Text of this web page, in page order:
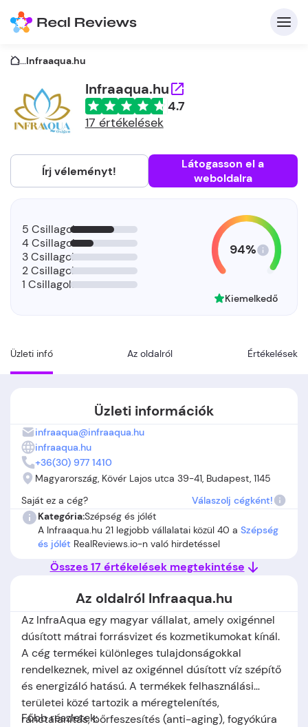
...Infraaqua.hu
Infraaqua.hu
4.7
17 értékelések
Írj véleményt!
Látogasson el a
weboldalra
Üzleti infó Az oldalról Értékelések
5 Csillagok
4 Csillagok
3 Csillagok
2 Csillagok
1 Csillagok
94%
Kiemelkedő
Üzleti információk
infraaqua@infraaqua.hu
infraaqua.hu
+36(30) 977 1410
Magyarország, Kövér Lajos utca 39-41, Budapest, 1145
Saját ez a cég?
Válaszolj cégként!
Kategória:Szépség és jólét
A Infraaqua.hu 21 legjobb vállalatai közül 40 a Szépség
és jólét RealReviews.io-n való hirdetéssel
Összes 17 értékelések megtekintése
Az oldalról Infraaqua.hu
Az InfraAqua egy magyar vállalat, amely oxigénnel
dúsított mátrai forrásvizet és kozmetikumokat kínál.
A cég termékei különleges tulajdonságokkal
rendelkeznek, mivel az oxigénnel dúsított víz szépítő
és energizáló hatású. A termékek felhasználási
területei közé tartozik a méregtelenítés,
ránctalanítás, bőrfeszesítés (anti-aging), fogyókúra
Főbb részletek: